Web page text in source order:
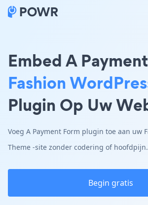
Embed A
Fashion
Plugin Op Uw
Voeg A Payment Form plugin toe aan uw
Theme -site zonder codering of hoofdpijn.
Begin gratis